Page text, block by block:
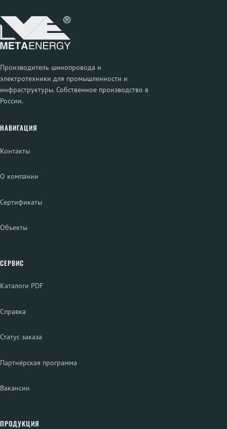
Производитель шинопровода и
электротехники для промышленности и
инфраструктуры. Собственное производство в
России.
НАВИГАЦИЯ
Контакты
О компании
Сертификаты
Объекты
СЕРВИС
Каталоги PDF
Справка
Статус заказа
Партнёрская программа
Вакансии
ПРОДУКЦИЯ